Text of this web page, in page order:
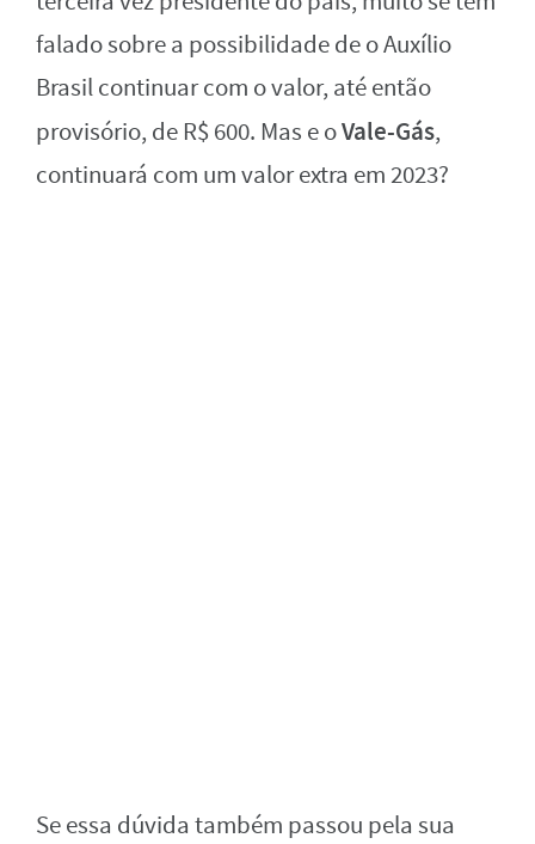
falado sobre a possibilidade de o Auxílio
Brasil continuar com o valor, até então
provisório, de R$ 600. Mas e oVale-Gás,
continuará com um valor extra em 2023?
Se essa dúvida também passou pela sua